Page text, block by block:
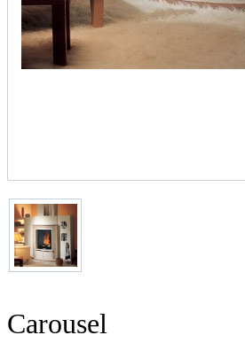
Carousel